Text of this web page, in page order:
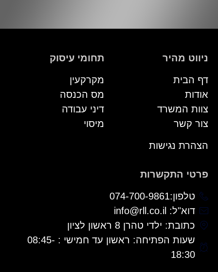
ניווט מהיר
דף הבית
אודות
צוות המשרד
צור קשר
הצהרת נגישות
תחומי עיסוק
מקרקעין
מס הכנסה
דיני עבודה
מיסוי
פרטי התקשרות
טלפון:074-700-9861
דוא"ל: info@rll.co.il
כתובת: ילדי טהרן 8 ראשון לציון
שעות הפתיחה: ראשון עד חמישי : 08:45-
18:30